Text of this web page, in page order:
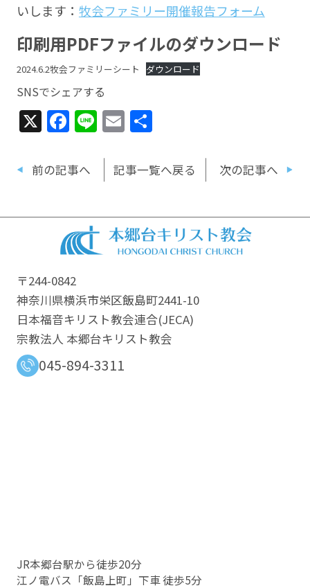
いします： 牧会ファミリー開催報告フォーム
印刷用PDFファイルのダウンロード
2024.6.2牧会ファミリーシート ダウンロード
SNSでシェアする
X Facebook
LineEmail
共
前の記事へ 記事一覧へ戻る 次の記事へ
〒244-0842
神奈川県横浜市栄区飯島町2441-10
日本福音キリスト教会連合​(JECA)
宗教法人 本郷台キリスト教会
045-894-3311
JR本郷台駅から徒歩20分
江ノ電バス「飯島上町」下車 徒歩5分